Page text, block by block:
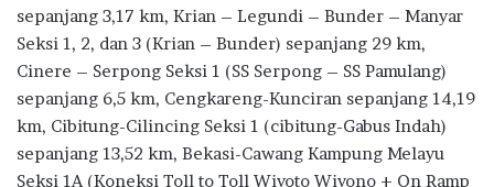
sepanjang 3,17 km, Krian – Legundi – Bunder – Manyar
Seksi 1, 2, dan 3 (Krian – Bunder) sepanjang 29 km,
Cinere – Serpong Seksi 1 (SS Serpong – SS Pamulang)
sepanjang 6,5 km, Cengkareng-Kunciran sepanjang 14,19
km, Cibitung-Cilincing Seksi 1 (cibitung-Gabus Indah)
sepanjang 13,52 km, Bekasi-Cawang Kampung Melayu
Seksi 1A (Koneksi Toll to Toll Wiyoto Wiyono + On Ramp